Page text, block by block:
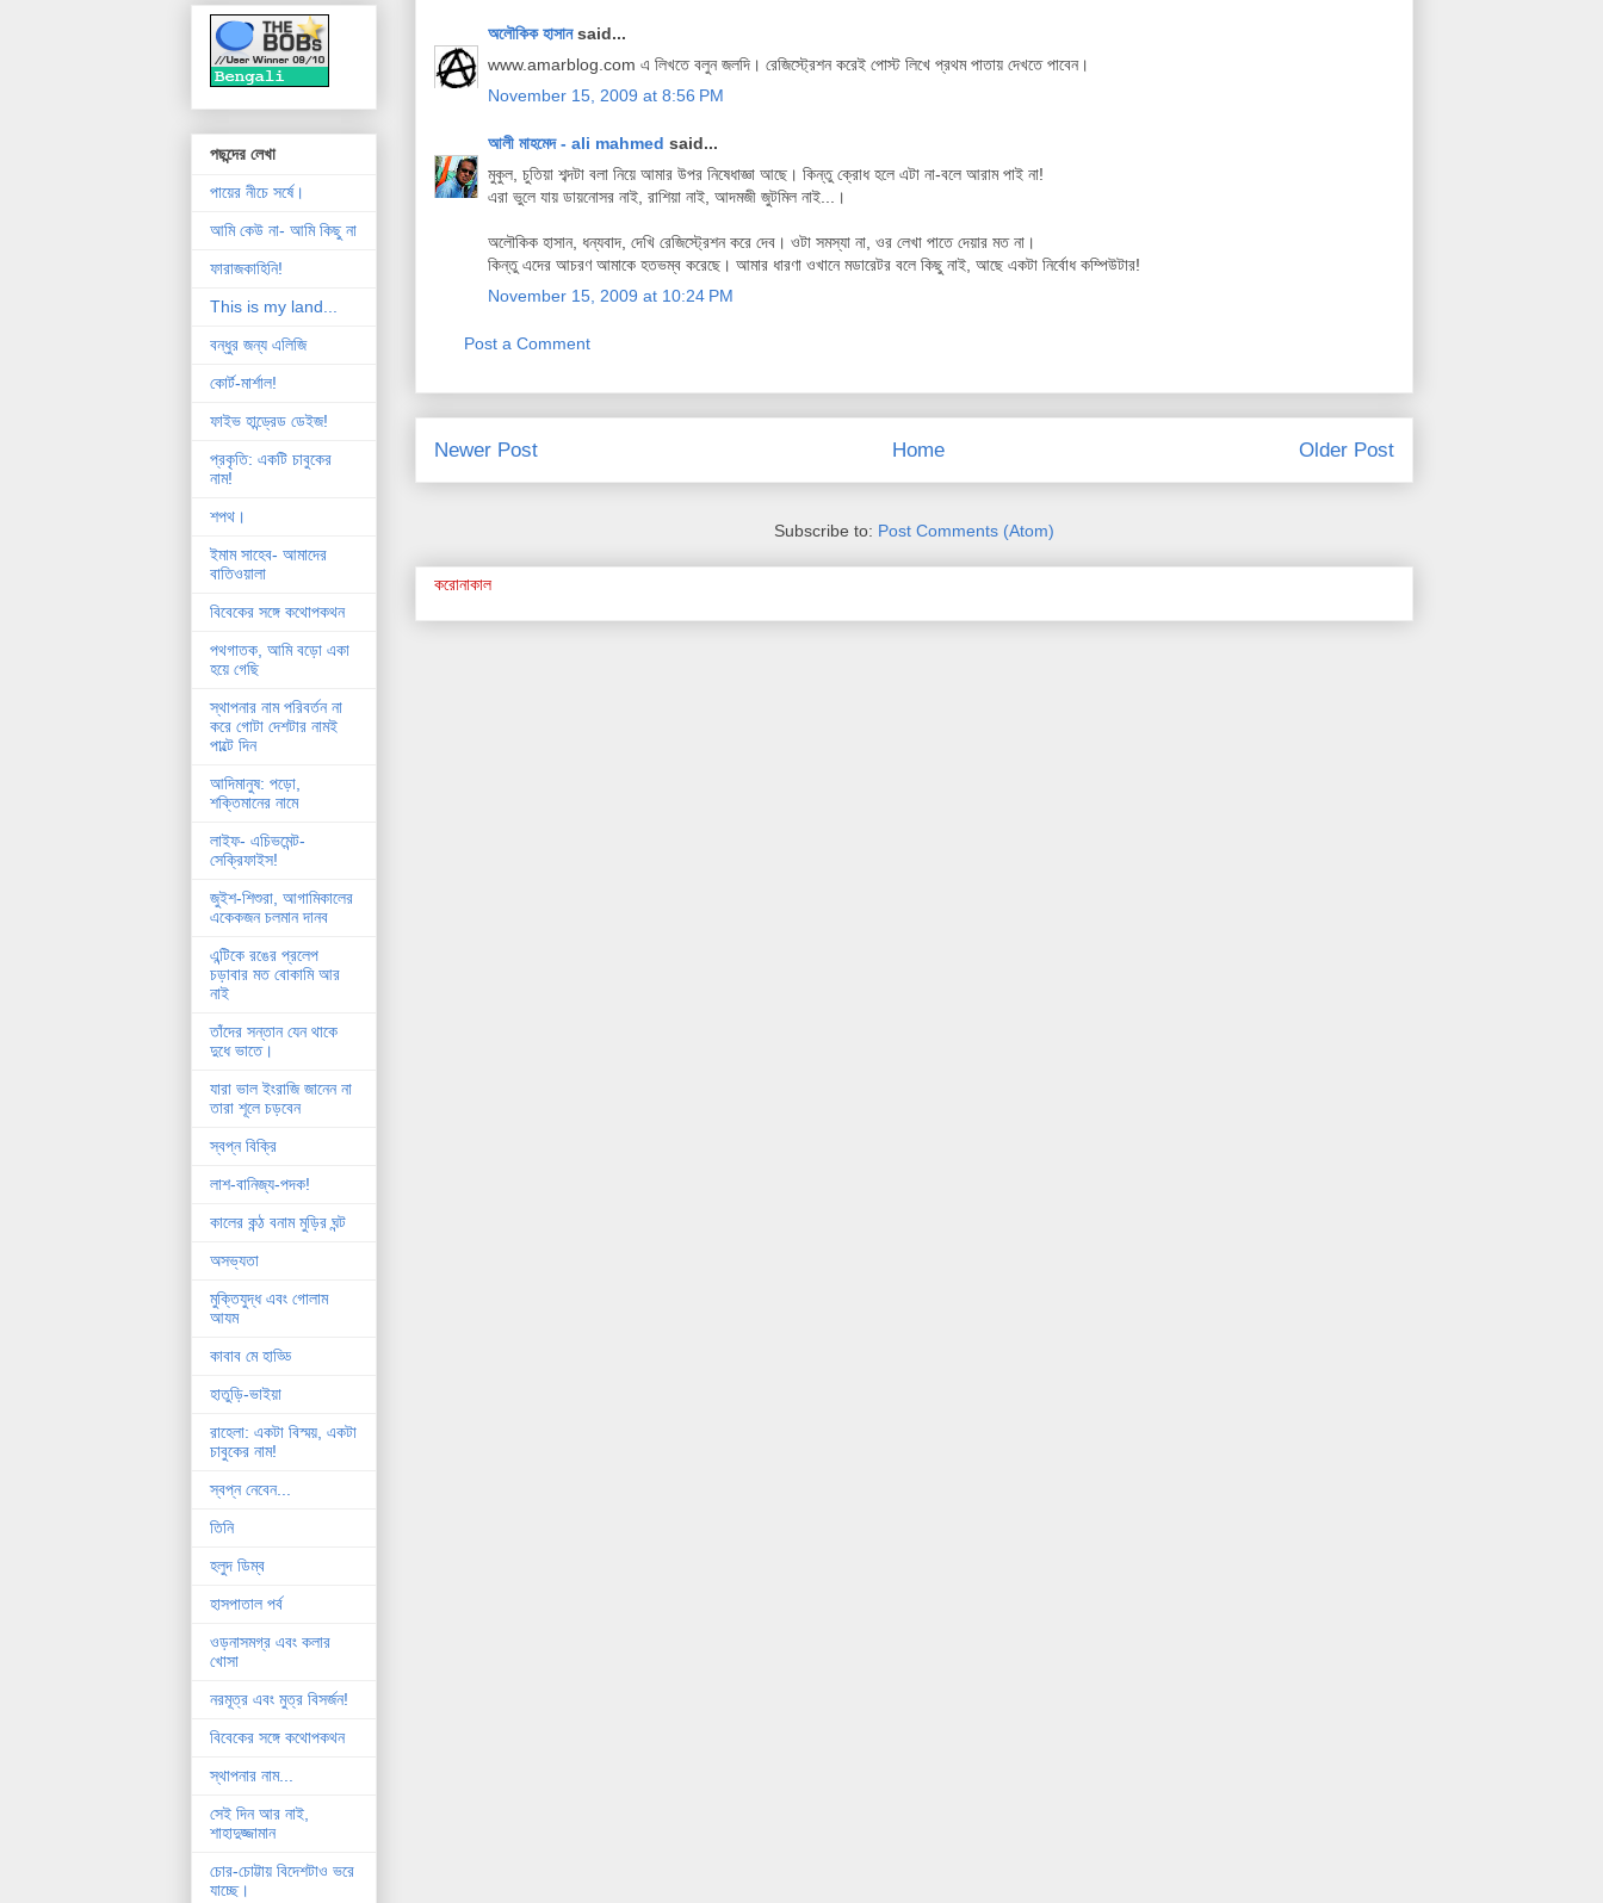
অলৌকিক হাসানsaid...
www.amarblog.com এ লিখতে বলুন জলদি। রেজিস্ট্রেশন করেই পোস্ট লিখে প্রথম পাতায় দেখতে পাবেন।
November 15, 2009 at 8:56 PM
আলী মাহমেদ - ali mahmed said...
মুকুল, চুতিয়া শব্দটা বলা নিয়ে আমার উপর নিষেধাজ্ঞা আছে। কিন্তু ক্রোধ হলে এটা না-বলে আরাম পাই না!
এরা ভুলে যায় ডায়নোসর নাই, রাশিয়া নাই, আদমজী জুটমিল নাই...।
অলৌকিক হাসান, ধন্যবাদ, দেখি রেজিস্ট্রেশন করে দেব। ওটা সমস্যা না, ওর লেখা পাতে দেয়ার মত না।
কিন্তু এদের আচরণ আমাকে হতভম্ব করেছে। আমার ধারণা ওখানে মডারেটর বলে কিছু নাই, আছে একটা নির্বোধ কম্পিউটার!
November 15, 2009 at 10:24 PM
Post a Comment
Newer Post Older Post
Home
Subscribe to: Post Comments (Atom)
করোনাকাল
পছন্দের লেখা
পায়ের নীচে সর্ষে।
আমি কেউ না- আমি কিছু না
ফারাজকাহিনি!
This is my land...
বন্ধুর জন্য এলিজি
কোর্ট-মার্শাল!
ফাইভ হান্ড্রেড ডেইজ!
প্রকৃতি: একটি চাবুকের
নাম!
শপথ।
ইমাম সাহেব- আমাদের
বাতিওয়ালা
বিবেকের সঙ্গে কথোপকথন
পথগাতক, আমি বড়ো একা
হয়ে গেছি
স্থাপনার নাম পরিবর্তন না
করে গোটা দেশটার নামই
পাল্টে দিন
আদিমানুষ: পড়ো,
শক্তিমানের নামে
লাইফ- এচিভমেন্ট-
সেক্রিফাইস!
জুইশ-শিশুরা, আগামিকালের
একেকজন চলমান দানব
এন্টিকে রঙের প্রলেপ
চড়াবার মত বোকামি আর
নাই
তাঁদের সন্তান যেন থাকে
দুধে ভাতে।
যারা ভাল ইংরাজি জানেন না
তারা শূলে চড়বেন
স্বপ্ন বিক্রি
লাশ-বানিজ্য-পদক!
কালের কন্ঠ বনাম মুড়ির ঘন্ট
অসভ্যতা
মুক্তিযুদ্ধ এবং গোলাম
আযম
কাবাব মে হাড্ডি
হাতুড়ি-ভাইয়া
রাহেলা: একটা বিস্ময়, একটা
চাবুকের নাম!
স্বপ্ন নেবেন...
তিনি
হলুদ ডিম্ব
হাসপাতাল পর্ব
ওড়নাসমগ্র এবং কলার
খোসা
নরমূত্র এবং মুত্র বিসর্জন!
বিবেকের সঙ্গে কথোপকথন
স্থাপনার নাম...
সেই দিন আর নাই,
শাহাদুজ্জামান
চোর-চোট্টায় বিদেশটাও ভরে
যাচ্ছে।